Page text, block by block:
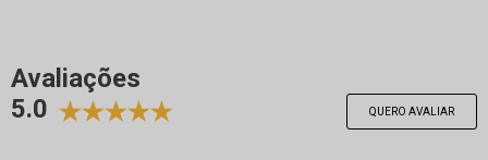
Avaliações
5.0
QUERO AVALIAR